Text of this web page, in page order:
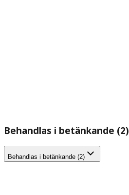
Behandlas i betänkande (2)
Behandlas i betänkande (2)